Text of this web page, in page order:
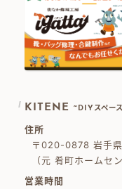
KITENE ~DIYスペー
住所
〒020-0878 岩手
（元 肴町ホームセ
営業時間